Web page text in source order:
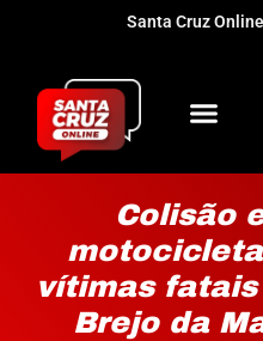
Santa Cruz
Colisão
vítimas fatais
Brejo da